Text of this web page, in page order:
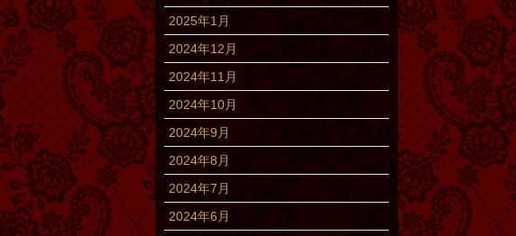
2025年1月
2024年12月
2024年11月
2024年10月
2024年9月
2024年8月
2024年7月
2024年6月